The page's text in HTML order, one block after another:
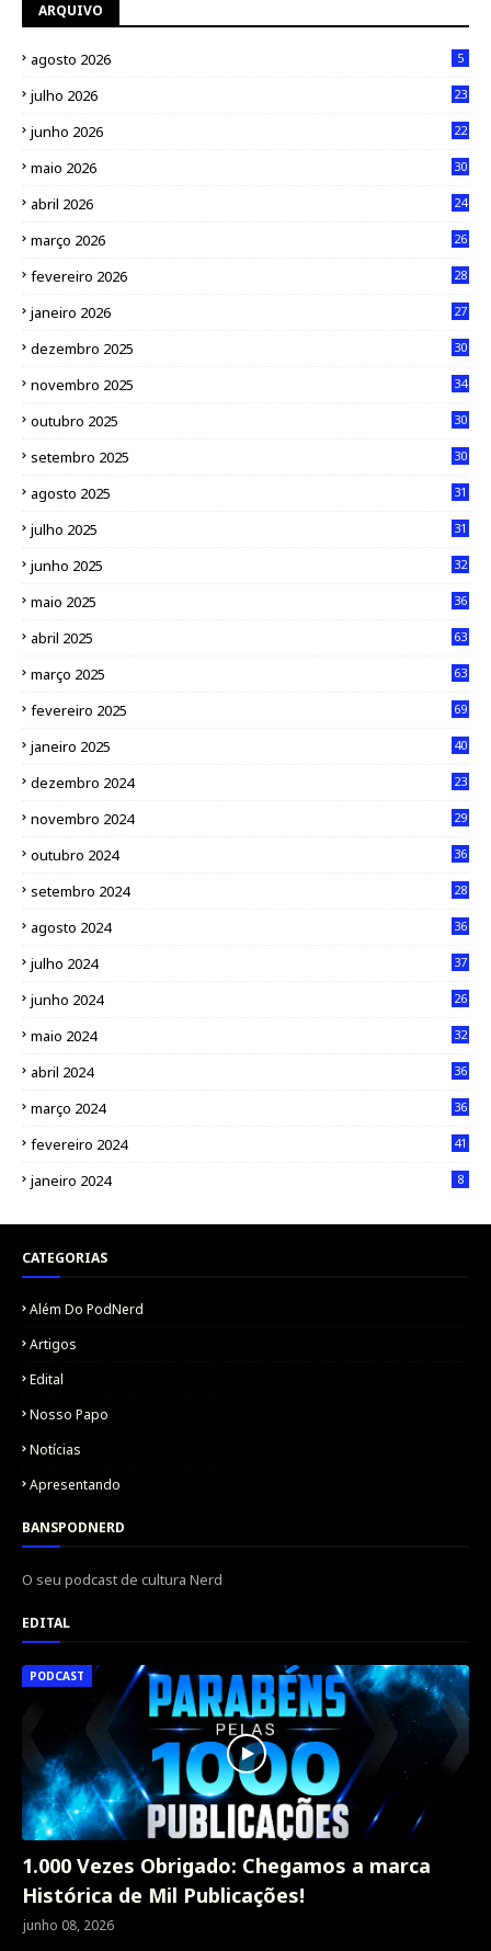
ARQUIVO
agosto 2026 5
julho 2026 23
junho 2026 22
maio 2026 30
abril 2026 24
março 2026 26
fevereiro 2026 28
janeiro 2026 27
dezembro 2025 30
novembro 2025 34
outubro 2025 30
setembro 2025 30
agosto 2025 31
julho 2025 31
junho 2025 32
maio 2025 36
abril 2025 63
março 2025 63
fevereiro 2025 69
janeiro 2025 40
dezembro 2024 23
novembro 2024 29
outubro 2024 36
setembro 2024 28
agosto 2024 36
julho 2024 37
junho 2024 26
maio 2024 32
abril 2024 36
março 2024 36
fevereiro 2024 41
janeiro 2024 8
CATEGORIAS
Além Do PodNerd
Artigos
Edital
Nosso Papo
Notícias
Apresentando
BANSPODNERD
O seu podcast de cultura Nerd
EDITAL
PODCAST
1.000 Vezes Obrigado: Chegamos a marca
Histórica de Mil Publicações!
junho 08, 2026